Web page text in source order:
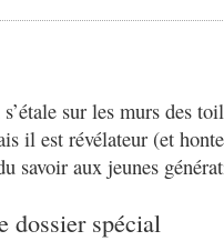
sur les murs des
il est révélateur (et
savoir aux jeunes
dossier spécial